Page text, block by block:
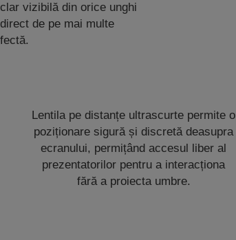
vizibilă din orice unghi
de pe mai multe
Lentila pe distanțe ultrascurte permite o
poziționare sigură și discretă deasupra
ecranului, permițând accesul liber al
prezentatorilor pentru a interacționa
fără a proiecta umbre.